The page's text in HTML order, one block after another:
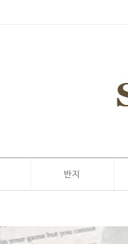
반지